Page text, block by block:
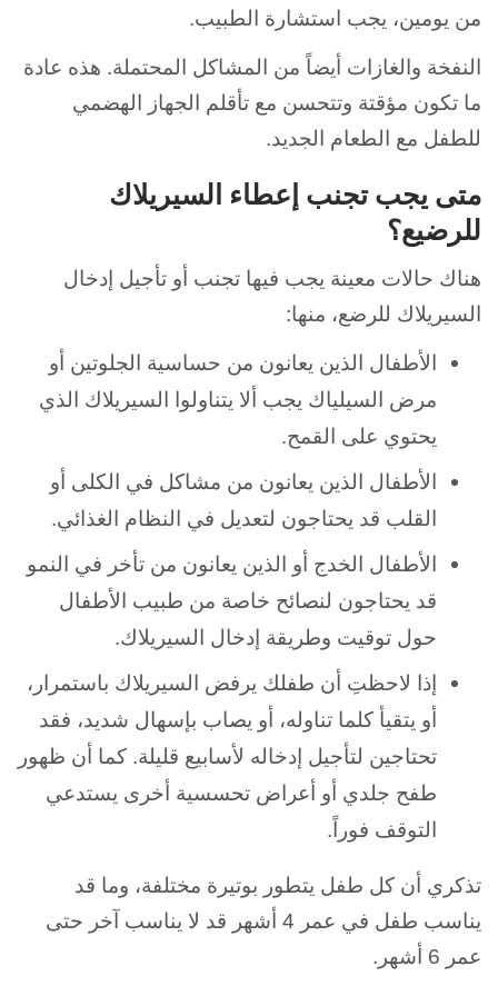
من يومين، يجب استشارة الطبيب.
النفخة والغازات أيضاً من المشاكل المحتملة. هذه عادة
ما تكون مؤقتة وتتحسن مع تأقلم الجهاز الهضمي
للطفل مع الطعام الجديد.
متى يجب تجنب إعطاء السيريلاك
للرضيع؟
هناك حالات معينة يجب فيها تجنب أو تأجيل إدخال
السيريلاك للرضع، منها:
الأطفال الذين يعانون من حساسية الجلوتين أو
مرض السيلياك يجب ألا يتناولوا السيريلاك الذي
يحتوي على القمح.
الأطفال الذين يعانون من مشاكل في الكلى أو
القلب قد يحتاجون لتعديل في النظام الغذائي.
الأطفال الخدج أو الذين يعانون من تأخر في النمو
قد يحتاجون لنصائح خاصة من طبيب الأطفال
حول توقيت وطريقة إدخال السيريلاك.
إذا لاحظتِ أن طفلك يرفض السيريلاك باستمرار،
أو يتقيأ كلما تناوله، أو يصاب بإسهال شديد، فقد
تحتاجين لتأجيل إدخاله لأسابيع قليلة. كما أن ظهور
طفح جلدي أو أعراض تحسسية أخرى يستدعي
التوقف فوراً.
تذكري أن كل طفل يتطور بوتيرة مختلفة، وما قد
يناسب طفل في عمر 4 أشهر قد لا يناسب آخر حتى
عمر 6 أشهر.